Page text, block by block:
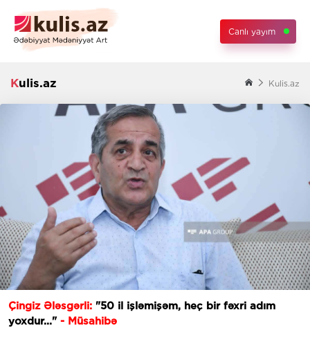
Canlı yayım
Kulis.az Kulis.az
Çingiz Ələsgərli: "50 il işləmişəm, heç bir fəxri adım
yoxdur..." - Müsahibə